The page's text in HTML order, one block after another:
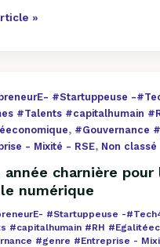
»
#Startuppeuse -
#Talents #capitalhumain
, #Gouvernance
- Mixité - RSE, Non classé
année charnière
numérique
#Startuppeuse -
#capitalhumain #RH
#genre #Entreprise -